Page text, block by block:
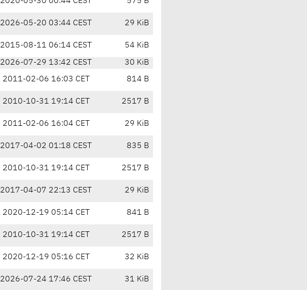
2026-05-20 03:44 CEST 29 KiB
2015-08-11 06:14 CEST 54 KiB
2026-07-29 13:42 CEST
30 KiB
2011-02-06 16:03 CET 814 B
2010-10-31 19:14 CET 2517 B
2011-02-06 16:04 CET 29 KiB
2017-04-02 01:18 CEST 835 B
2010-10-31 19:14 CET 2517 B
2017-04-07 22:13 CEST 29 KiB
2020-12-19 05:14 CET 841 B
2010-10-31 19:14 CET 2517 B
2020-12-19 05:16 CET 32 KiB
2026-07-24 17:46 CEST 31 KiB